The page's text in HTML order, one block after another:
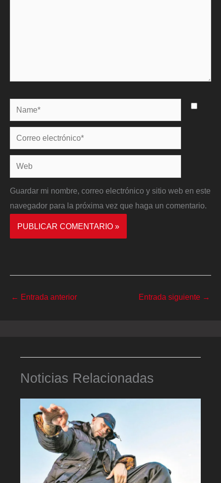
Name*
Correo
electrónico*
Web
Guardar mi nombre, correo electrónico y sitio web en este
navegador para la próxima vez que haga un comentario.
← Entrada anterior Entrada siguiente →
Noticias Relacionadas